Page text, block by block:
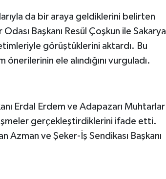
da bir araya geldiklerini belirten
Başkanı Resül Çoşkun ile Sakarya
görüştüklerini aktardı. Bu
ele alındığını vurguladı.
Erdal Erdem ve Adapazarı Muhtarlar
gerçekleştirdiklerini ifade etti.
Azman ve Şeker-İş Sendikası Başkanı